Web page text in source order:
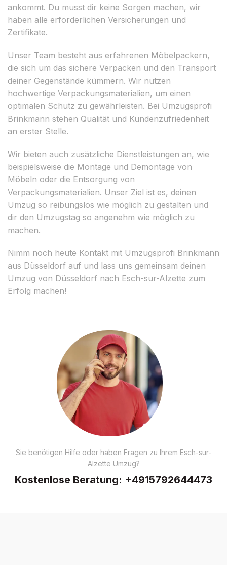
ankommt. Du musst dir keine Sorgen machen, wir
haben alle erforderlichen Versicherungen und
Zertifikate.
Unser Team besteht aus erfahrenen Möbelpackern,
die sich um das sichere Verpacken und den Transport
deiner Gegenstände kümmern. Wir nutzen
hochwertige Verpackungsmaterialien, um einen
optimalen Schutz zu gewährleisten. Bei Umzugsprofi
Brinkmann stehen Qualität und Kundenzufriedenheit
an erster Stelle.
Wir bieten auch zusätzliche Dienstleistungen an, wie
beispielsweise die Montage und Demontage von
Möbeln oder die Entsorgung von
Verpackungsmaterialien. Unser Ziel ist es, deinen
Umzug so reibungslos wie möglich zu gestalten und
dir den Umzugstag so angenehm wie möglich zu
machen.
Nimm noch heute Kontakt mit Umzugsprofi Brinkmann
aus Düsseldorf auf und lass uns gemeinsam deinen
Umzug von Düsseldorf nach Esch-sur-Alzette zum
Erfolg machen!
Sie benötigen Hilfe oder haben Fragen zu Ihrem Esch-sur-
Alzette Umzug?
Kostenlose Beratung: +4915792644473